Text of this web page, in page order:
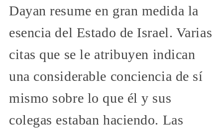
Dayan resume en gran medida la
esencia del Estado de Israel. Varias
citas que se le atribuyen indican
una considerable conciencia de sí
mismo sobre lo que él y sus
colegas estaban haciendo. Las